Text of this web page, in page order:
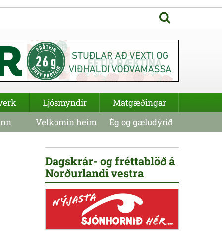
Dagskrár- og fréttablöð á
Norðurlandi vestra
Ljósmyndir
Matgæðingar
Velkomin heim Ég og gæludýrið